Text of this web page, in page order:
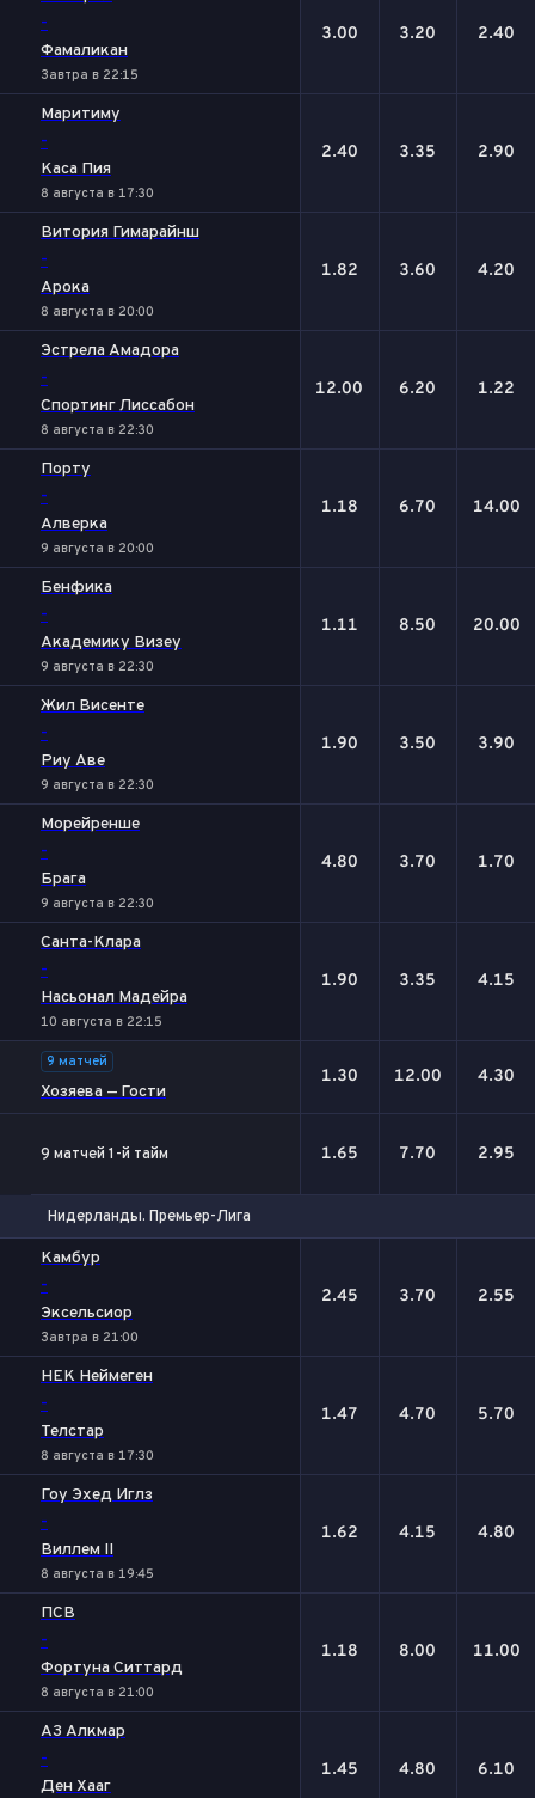
-
Фамаликан
Завтра в 22:15
3.00 3.20 2.40
Маритиму
-
Каса Пия
8 августа в 17:30
2.40 3.35 2.90
Витория Гимарайнш
-
Арока
8 августа в 20:00
1.82 3.60 4.20
Эстрела Амадора
-
Спортинг Лиссабон
8 августа в 22:30
12.00 6.20 1.22
Порту
-
Алверка
9 августа в 20:00
1.18 6.70 14.00
Бенфика
-
Академику Визеу
9 августа в 22:30
1.11 8.50 20.00
Жил Висенте
-
Риу Аве
9 августа в 22:30
1.90 3.50 3.90
Морейренше
-
Брага
9 августа в 22:30
4.80 3.70 1.70
Санта-Клара
-
Насьонал Мадейра
10 августа в 22:15
1.90 3.35 4.15
9 матчей
Хозяева — Гости
1.30 12.00 4.30
9 матчей 1-й тайм 1.65 7.70 2.95
Нидерланды. Премьер-Лига
Камбур
-
Эксельсиор
Завтра в 21:00
2.45 3.70 2.55
НЕК Неймеген
-
Телстар
8 августа в 17:30
1.47 4.70 5.70
Гоу Эхед Иглз
-
Виллем II
8 августа в 19:45
1.62 4.15 4.80
ПСВ
-
Фортуна Ситтард
8 августа в 21:00
1.18 8.00 11.00
АЗ Алкмар
-
Ден Хааг
1.45 4.80 6.10